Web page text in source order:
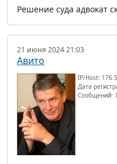
Решение суда адвокат
21 июня 2024 21:03
Авито
IP/Host:
Дата
Сообщений: